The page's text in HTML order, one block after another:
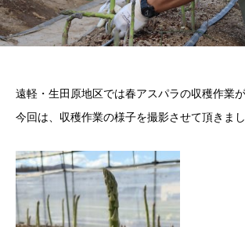
遠軽・生田原地区では春アスパラの収穫作業
今回は、収穫作業の様子を撮影させて頂きまし